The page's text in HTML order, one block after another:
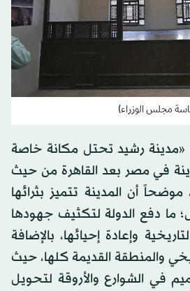
مجلس الوزراء)
«مدينة رشيد تحتل مكانة خاصة
في مصر بعد القاهرة من حيث
موضحاً أن المدينة تتميز بثرائها
ما دفع الدولة لتكثيف جهودها
وإعادة إحيائها، بالإضافة
والمنطقة القديمة كلها، حيث
في الشوارع والأروقة لتحويل